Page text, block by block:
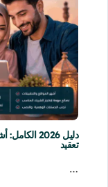
دليل 2026
تعقيد
…